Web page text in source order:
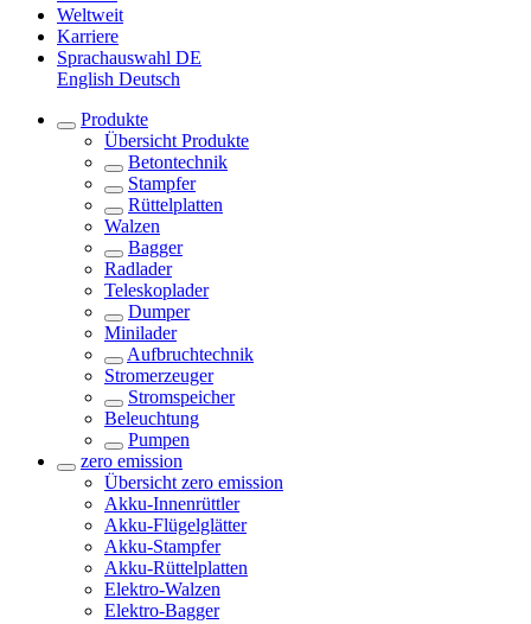
Weltweit
Karriere
Sprachauswahl DE
English Deutsch
Produkte
Übersicht Produkte
Betontechnik
Stampfer
Rüttelplatten
Walzen
Bagger
Radlader
Teleskoplader
Dumper
Minilader
Aufbruchtechnik
Stromerzeuger
Stromspeicher
Beleuchtung
Pumpen
zero emission
Übersicht zero emission
Akku-Innenrüttler
Akku-Flügelglätter
Akku-Stampfer
Akku-Rüttelplatten
Elektro-Walzen
Elektro-Bagger